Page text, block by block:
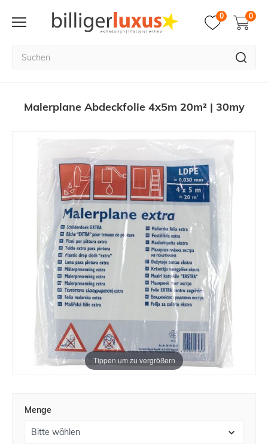
0 0
Malerplane Abdeckfolie 4x5m 20m² | 30my
Tippen um zu vergrößern
Menge